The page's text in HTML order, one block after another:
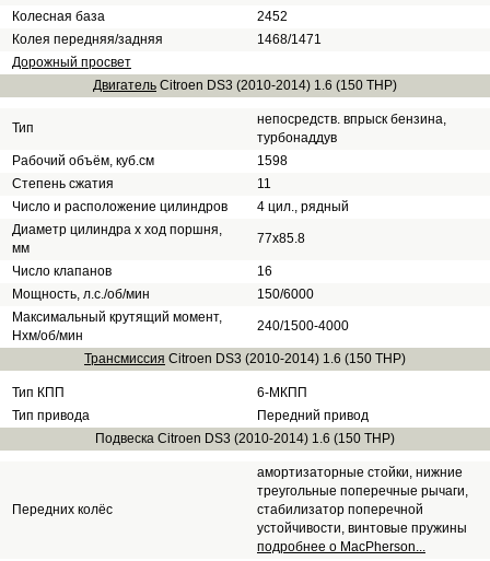
Колесная база
2452
Колея передняя/задняя
1468/1471
Дорожный просвет
Двигатель Citroen DS3 (2010-2014) 1.6 (150 THP)
Тип
непосредств. впрыск бензина,
турбонаддув
Рабочий объём, куб.см
1598
Степень сжатия
11
Число и расположение цилиндров
4 цил., рядный
Диаметр цилиндра х ход поршня,
мм
77x85.8
Число клапанов
16
Мощность, л.с./об/мин
150/6000
Максимальный крутящий момент,
Нхм/об/мин
240/1500-4000
Трансмиссия Citroen DS3 (2010-2014) 1.6 (150 THP)
Тип КПП
6-МКПП
Тип привода
Передний привод
Подвеска Citroen DS3 (2010-2014) 1.6 (150 THP)
Передних колёс
амортизаторные стойки, нижние
треугольные поперечные рычаги,
стабилизатор поперечной
устойчивости, винтовые пружины
подробнее о MacPherson...